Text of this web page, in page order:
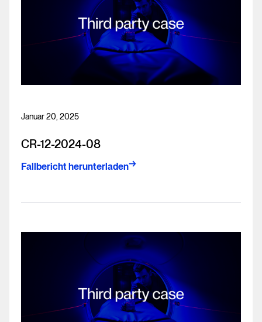
Januar 20, 2025
CR-12-2024-08
Fallbericht herunterladen